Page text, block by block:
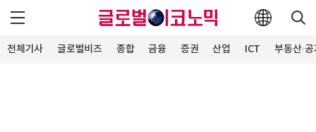
전체기사 글로벌비즈 종합 금융 증권 산업 ICT 부동산·